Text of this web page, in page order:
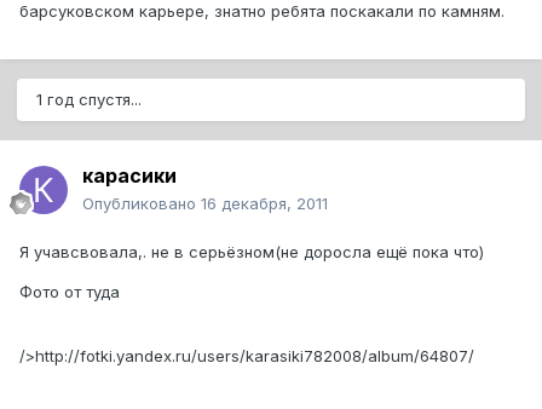
барсуковском карьере, знатно ребята поскакали по камням.
1 год спустя...
карасики
Опубликовано 16 декабря, 2011
Я учавсвовала,. не в серьёзном(не доросла ещё пока что)
Фото от туда
/>http://fotki.yandex.ru/users/karasiki782008/album/64807/